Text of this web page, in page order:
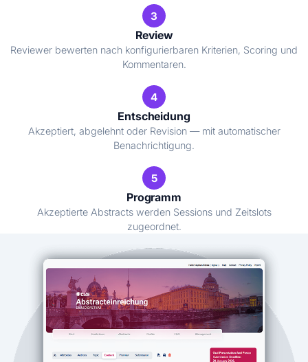
3
Review
Reviewer bewerten nach konfigurierbaren Kriterien, Scoring und
Kommentaren.
4
Entscheidung
Akzeptiert, abgelehnt oder Revision — mit automatischer
Benachrichtigung.
5
Programm
Akzeptierte Abstracts werden Sessions und Zeitslots
zugeordnet.